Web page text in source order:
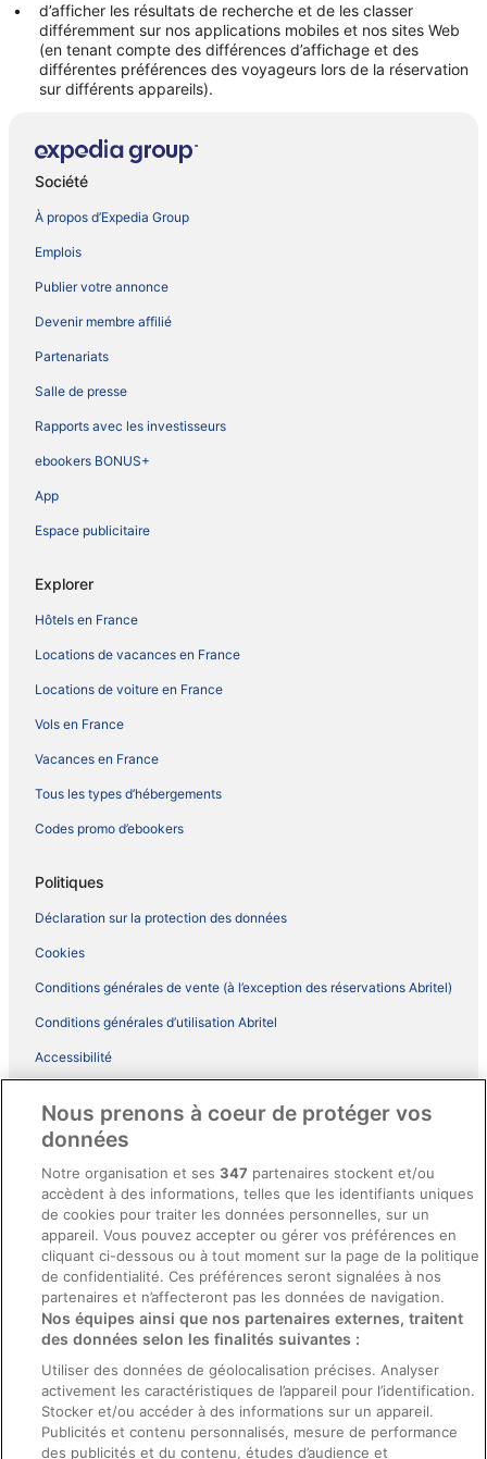
d’afficher les résultats de recherche et de les classer
différemment sur nos applications mobiles et nos sites Web
(en tenant compte des différences d’affichage et des
différentes préférences des voyageurs lors de la réservation
sur différents appareils).
Société
À propos d’Expedia Group
Emplois
Publier votre annonce
Devenir membre affilié
Partenariats
Salle de presse
Rapports avec les investisseurs
ebookers BONUS+
App
Espace publicitaire
Explorer
Hôtels en France
Locations de vacances en France
Locations de voiture en France
Vols en France
Vacances en France
Tous les types d’hébergements
Codes promo d’ebookers
Politiques
Déclaration sur la protection des données
Cookies
Conditions générales de vente (à l’exception des réservations Abritel)
Conditions générales d’utilisation Abritel
Accessibilité
Conditions générales du programme BONUS+ d’ebookers
Directives de contenu et signalement de contenus
Aide
Soutien
Annuler votre réservation d’hôtel ou de propriété de vacances
Échéances de remboursement
Utiliser un coupon ebookers
Nous prenons à coeur de protéger vos
données
Notre organisation et ses347 partenaires stockent et/ou
accèdent à des informations, telles que les identifiants uniques
de cookies pour traiter les données personnelles, sur un
appareil. Vous pouvez accepter ou gérer vos préférences en
cliquant ci-dessous ou à tout moment sur la page de la politique
de confidentialité. Ces préférences seront signalées à nos
partenaires et n’affecteront pas les données de navigation.
Nos équipes ainsi que nos partenaires externes, traitent
des données selon les finalités suivantes :
Utiliser des données de géolocalisation précises. Analyser
activement les caractéristiques de l’appareil pour l’identification.
Stocker et/ou accéder à des informations sur un appareil.
Publicités et contenu personnalisés, mesure de performance
des publicités et du contenu, études d’audience et